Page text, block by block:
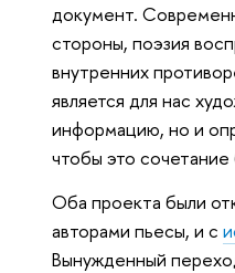
документ.
стороны, поэзия
внутренних
является для нас
информацию, но и
чтобы это
Оба проекта были
авторами пьесы, и с
Вынужденный